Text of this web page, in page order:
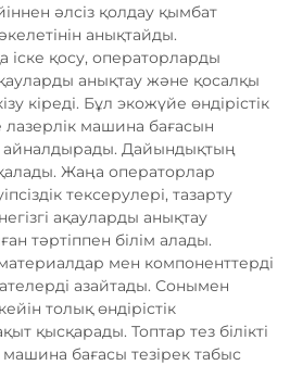
әлсіз қолдау қымбат
анықтайды.
іске қосу, операторларды
анықтау және қосалқы
кіреді. Бұл экожүйе өндірістік
машина бағасын
айналдырады. Дайындықтың
Жаңа операторлар
тексерулері, тазарту
ақауларды анықтау
тәртіппен білім алады.
мен компоненттерді
азайтады. Сонымен
толық өндірістік
қысқарады. Топтар тез білікті
машина бағасы тезірек табыс